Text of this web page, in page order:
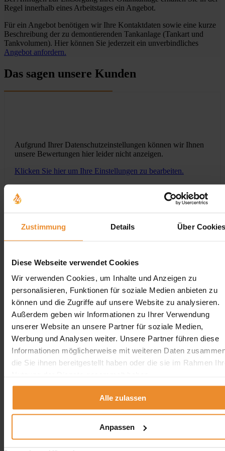
Zustimmung Details Über
Diese Webseite verwendet Cookies
Wir verwenden Cookies, um Inhalte und Anzeigen zu
personalisieren, Funktionen für soziale Medien anbieten zu
können und die Zugriffe auf unsere Website zu analysieren.
Außerdem geben wir Informationen zu Ihrer Verwendung
unserer Website an unsere Partner für soziale Medien,
Werbung und Analysen weiter. Unsere Partner führen diese
Informationen möglicherweise mit weiteren Daten
die Sie ihnen bereitgestellt haben oder die sie im Rahmen
Alle zulassen
Anpassen
Regel innerhalb eines Arbeitstages ein Angebot.
Für ein Angebot benötigen wir Ihre Kontaktdaten sowie eine kurze
Beschreibung der zu demontierenden Tankanlage (Tankart und
Tankvolumen). Hier können Sie jederzeit ein unverbindliches
Angebot anfordern.
Das sagen unsere Kunden
Aufgrund Ihrer Datenschutzeinstellungen können wir Ihnen
unsere Bewertungen hier leider nicht anzeigen.
Klicken Sie hier um Ihre Einstellungen zu bearbeiten.
Jetzt individuelle Anfrage senden. Klicken Sie
hier!
Wir freuen uns auf Ihre Anfrage und senden Ihnen
Aufgrund Ihrer Datenschutzeinstellungen können wir Ihnen
unsere ProvenExpert Bewertungen hier leider nicht anzeigen.
Klicken Sie hier um Ihre Einstellungen zu bearbeiten.